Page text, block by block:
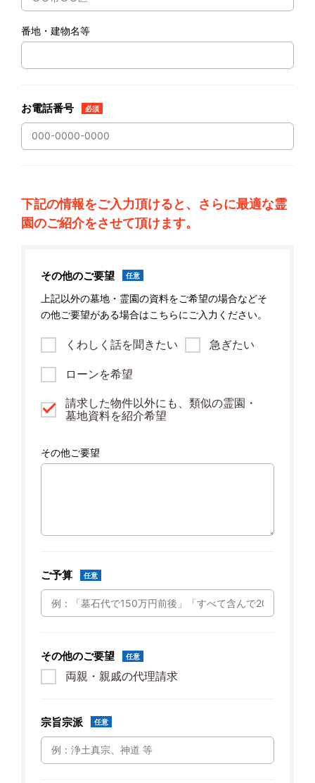
番地・建物名等
お電話番号 必須
下記の情報をご入力頂けると、さらに最適な霊
園のご紹介をさせて頂けます。
その他のご要望 任意
上記以外の墓地・霊園の資料をご希望の場合などそ
の他ご要望がある場合はこちらにご入力ください。
くわしく話を聞きたい 急ぎたい
ローンを希望
請求した物件以外にも、類似の霊園・
墓地資料を紹介希望
その他ご要望
ご予算 任意
その他のご要望 任意
両親・親戚の代理請求
宗旨宗派 任意